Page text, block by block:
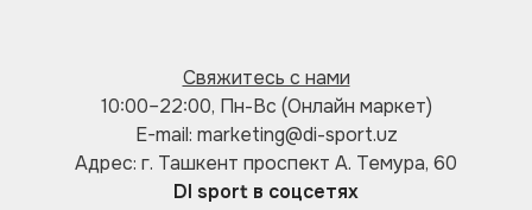
Свяжитесь с нами
10:00–22:00, Пн-Вс (Онлайн маркет)
E-mail: marketing@di-sport.uz
Адрес: г. Ташкент проспект А. Темура, 60
DI sport в соцсетях